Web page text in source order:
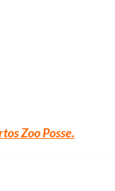
Zoo Posse.